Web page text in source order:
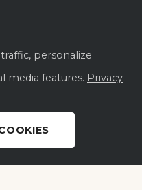
personalize
media features. Privacy